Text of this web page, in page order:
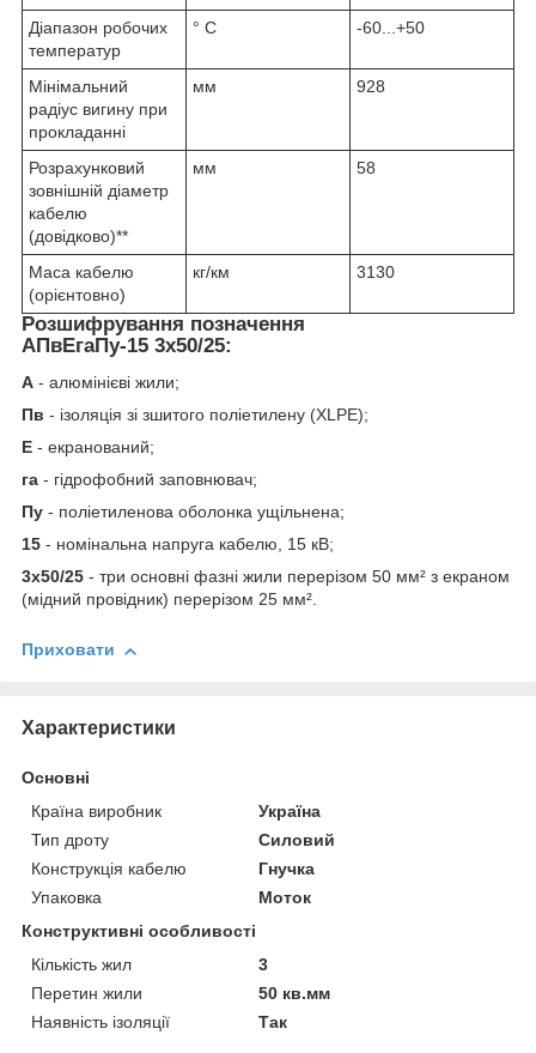
Діапазон робочих
температур
° С -60...+50
Мінімальний
радіус вигину при
прокладанні
мм 928
Розрахунковий
зовнішній діаметр
кабелю
(довідково)**
мм 58
Маса кабелю
(орієнтовно)
кг/км 3130
Розшифрування позначення
АПвЕгаПу‑15 3х50/25:
А - алюмінієві жили;
Пв - ізоляція зі зшитого поліетилену (XLPE);
Е - екранований;
га - гідрофобний заповнювач;
Пу - поліетиленова оболонка ущільнена;
15 - номінальна напруга кабелю, 15 кВ;
3х50/25 - три основні фазні жили перерізом 50 мм² з екраном
(мідний провідник) перерізом 25 мм².
Приховати
Характеристики
Основні
Країна виробник
Україна
Тип дроту
Силовий
Конструкція кабелю
Гнучка
Упаковка
Моток
Конструктивні особливості
Кількість жил
3
Перетин жили
50 кв.мм
Наявність ізоляції
Так